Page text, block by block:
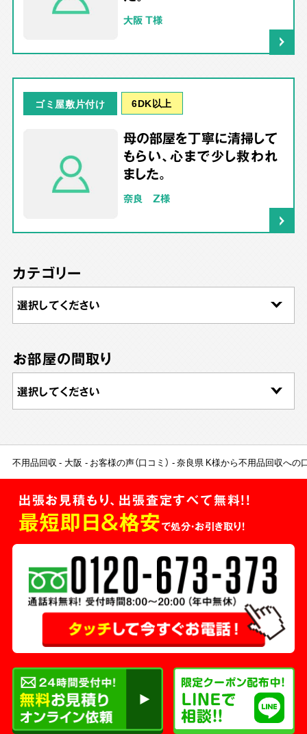
大阪 T様
ゴミ屋敷片付け 6DK以上
母の部屋を丁寧に清掃して
もらい、心まで少し救われ
ました。
奈良 Z様
カテゴリー
お部屋の間取り
不用品回収 大阪 お客様の声（口コミ） 奈良県 K様から不用品回収への
出張お見積もり、出張査定すべて無料!!
最短即日＆格安で処分・お引き取り！